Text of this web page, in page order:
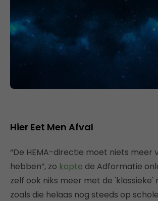
Hier Eet Men Afval
“De HEMA-directie moet niets meer
hebben”, zo kopte de Adformatie
zelf ook niks meer met de 'klassieke'
zoals die helaas nog steeds op